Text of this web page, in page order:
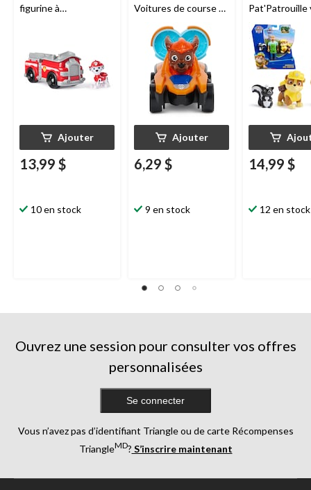
figurine à
Ajouter
13,99 $
10 en stock
Voitures de course La
choix variés
Ajouter
6,29 $
9 en stock
Pat'Patrouille
paq. 3, 3 ans
14,99 $
12 en stock
Ouvrez une session pour consulter vos offres
personnalisées
Se connecter
Vous n’avez pas d’identifiant Triangle ou de carte Récompenses
TriangleMD? S’inscrire maintenant